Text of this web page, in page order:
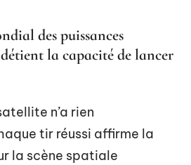
des puissances
la capacité de lancer
n’a rien
tir réussi affirme la
la scène spatiale